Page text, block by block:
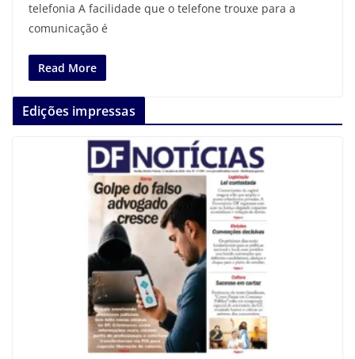
telefonia A facilidade que o telefone trouxe para a
comunicação é
Read More
Edições impressas